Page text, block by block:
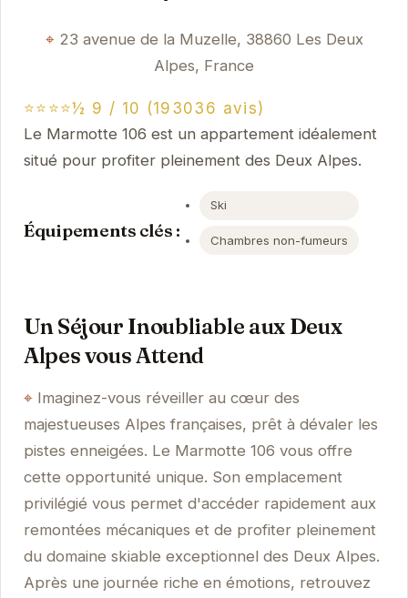
23 avenue de la Muzelle, 38860 Les Deux
Alpes, France
⭐⭐⭐⭐½ 9 / 10 (193036 avis)
Le Marmotte 106 est un appartement idéalement
situé pour profiter pleinement des Deux Alpes.
Équipements clés :
Ski
Chambres non-fumeurs
Un Séjour Inoubliable aux Deux
Alpes vous Attend
Imaginez-vous réveiller au cœur des
majestueuses Alpes françaises, prêt à dévaler les
pistes enneigées. Le Marmotte 106 vous offre
cette opportunité unique. Son emplacement
privilégié vous permet d'accéder rapidement aux
remontées mécaniques et de profiter pleinement
du domaine skiable exceptionnel des Deux Alpes.
Après une journée riche en émotions, retrouvez